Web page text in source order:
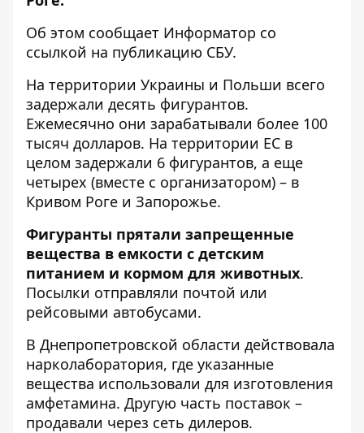
Об этом сообщает Информатор со
ссылкой на публикацию СБУ.
На территории Украины и Польши всего
задержали десять фигурантов.
Ежемесячно они зарабатывали более 100
тысяч долларов. На территории ЕС в
целом задержали 6 фигурантов, а еще
четырех (вместе с организатором) – в
Кривом Роге и Запорожье.
Фигуранты прятали запрещенные
вещества в емкости с детским
питанием и кормом для животных.
Посылки отправляли почтой или
рейсовыми автобусами.
В Днепропетровской области действовала
нарколаборатория, где указанные
вещества использовали для изготовления
амфетамина. Другую часть поставок –
продавали через сеть дилеров.